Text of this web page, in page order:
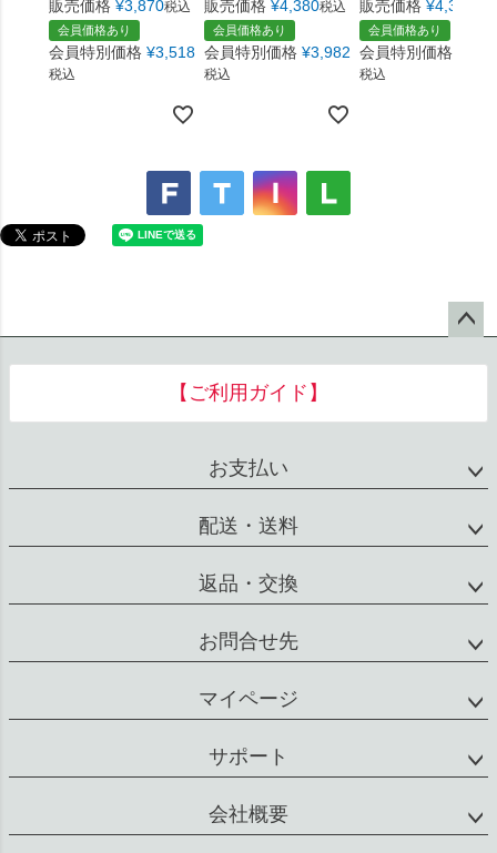
税込 税込 税込
ジト
ップ
お支払い
配送・送料
返品・交換
お問合せ先
マイページ
サポート
会社概要